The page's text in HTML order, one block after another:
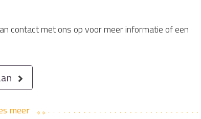
contact met ons op voor meer informatie of een
meer